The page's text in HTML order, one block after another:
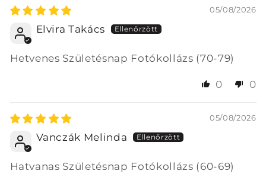
05/08/2026
Elvira Takács
Hetvenes Születésnap Fotókollázs (70-79)
0 0
05/08/2026
Vanczák Melinda
Hatvanas Születésnap Fotókollázs (60-69)